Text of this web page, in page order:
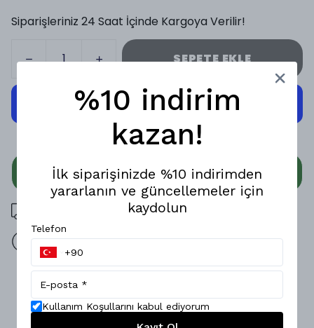
Siparişleriniz 24 Saat İçinde Kargoya Verilir!
SEPETE EKLE
WHATSAPP
3000 TL üzeri ücretsiz kargo
14 gün içinde iade değişim
Ürün Açıklaması
Zamansız şıklığı ve konforu bir arada sunan Regular Polo
Yaka Triko T-Shirt, günlük stilinizi zahmetsizce yükseltir.;
%10 indirim
kazan!
İlk siparişinizde %10 indirimden
yararlanın ve güncellemeler için
kaydolun
Telefon
Kullanım Koşullarını kabul ediyorum